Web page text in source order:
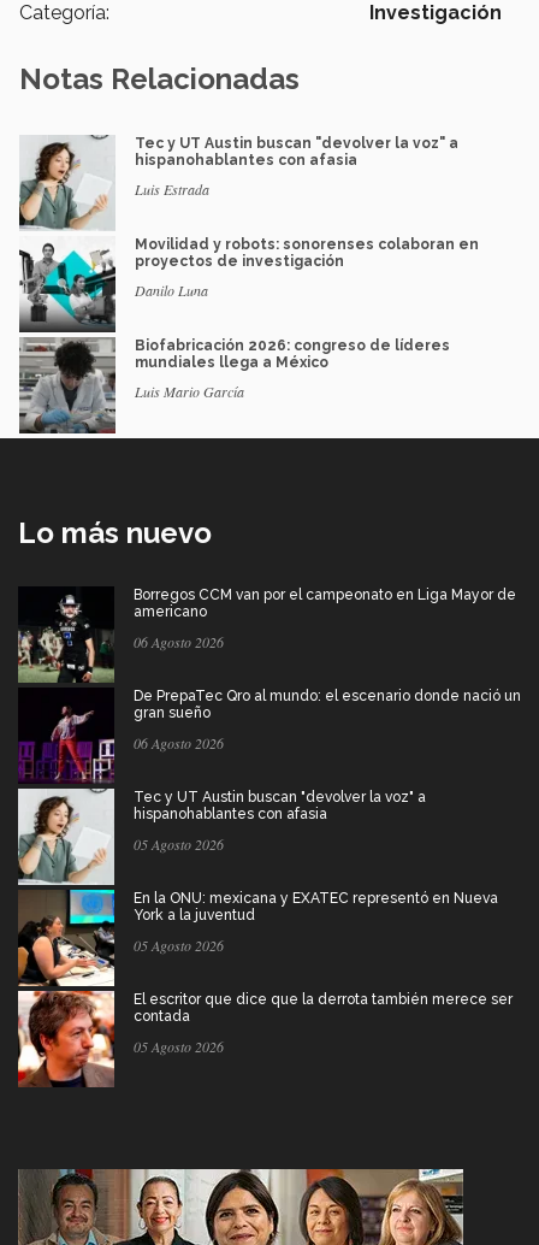
Categoría: Investigación
Notas Relacionadas
Tec y UT Austin buscan "devolver la voz" a
hispanohablantes con afasia
Luis Estrada
Movilidad y robots: sonorenses colaboran en
proyectos de investigación
Danilo Luna
Biofabricación 2026: congreso de líderes
mundiales llega a México
Luis Mario García
Lo más nuevo
Borregos CCM van por el campeonato en Liga Mayor de
americano
06 Agosto 2026
De PrepaTec Qro al mundo: el escenario donde nació un
gran sueño
06 Agosto 2026
Tec y UT Austin buscan "devolver la voz" a
hispanohablantes con afasia
05 Agosto 2026
En la ONU: mexicana y EXATEC representó en Nueva
York a la juventud
05 Agosto 2026
El escritor que dice que la derrota también merece ser
contada
05 Agosto 2026